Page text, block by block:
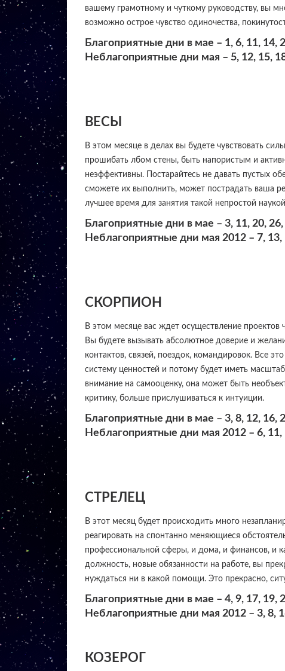
вашему грамотному и чуткому руководству, вы
возможно острое чувство одиночества,
Благоприятные дни в мае – 1, 6, 11, 14,
Неблагоприятные дни мая – 5, 12, 15,
ВЕСЫ
В этом месяце в делах вы будете чувствовать
прошибать лбом стены, быть напористым и
неэффективны. Постарайтесь не давать пустых
сможете их выполнить, может пострадать ваша
лучшее время для занятия такой непростой
Благоприятные дни в мае – 3, 11, 20, 26,
Неблагоприятные дни мая 2012 – 7, 13,
СКОРПИОН
В этом месяце вас ждет осуществление
Вы будете вызывать абсолютное доверие и
контактов, связей, поездок, командировок. Все
систему ценностей и потому будет иметь
внимание на самооценку, она может быть
критику, больше прислушиваться к интуиции.
Благоприятные дни в мае – 3, 8, 12, 16,
Неблагоприятные дни мая 2012 – 6, 11,
СТРЕЛЕЦ
В этот месяц будет происходить много
реагировать на спонтанно меняющиеся
профессиональной сферы, и дома, и финансов, и
должность, новые обязанности на работе, вы
нуждаться ни в какой помощи. Это прекрасно,
Благоприятные дни в мае – 4, 9, 17, 19,
Неблагоприятные дни мая 2012 – 3, 8,
КОЗЕРОГ